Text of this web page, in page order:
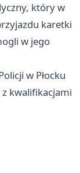
który w
karetki
w jego
w Płocku
kwalifikacjami